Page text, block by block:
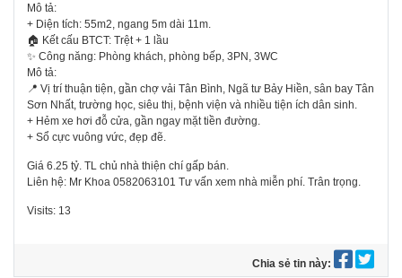
Mô tả:
+ Diện tích: 55m2, ngang 5m dài 11m.
🏠 Kết cấu BTCT: Trệt + 1 lầu
✨ Công năng: Phòng khách, phòng bếp, 3PN, 3WC
Mô tả:
📍 Vị trí thuận tiện, gần chợ vải Tân Bình, Ngã tư Bảy Hiền, sân bay Tân
Sơn Nhất, trường học, siêu thị, bệnh viện và nhiều tiện ích dân sinh.
+ Hẻm xe hơi đỗ cửa, gần ngay mặt tiền đường.
+ Sổ cực vuông vức, đẹp đẽ.
Giá 6.25 tỷ. TL chủ nhà thiện chí gấp bán.
Liên hệ: Mr Khoa 0582063101 Tư vấn xem nhà miễn phí. Trân trọng.
Visits: 13
Chia sẻ tin này: